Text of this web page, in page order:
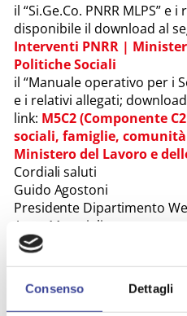
Consenso Dettagli
il “Si.Ge.Co. PNRR MLPS” e
disponibile il download al
Interventi PNRR |
Politiche Sociali
il “Manuale operativo per i
e i relativi allegati;
link: M5C2 (Componente
sociali, famiglie,
Ministero del Lavoro e
Cordiali saluti
Guido Agostoni
Presidente Dipartimento
Anna Meraviglia
Coordinatrice Dipartimento
TEMI PIÙ VISTI